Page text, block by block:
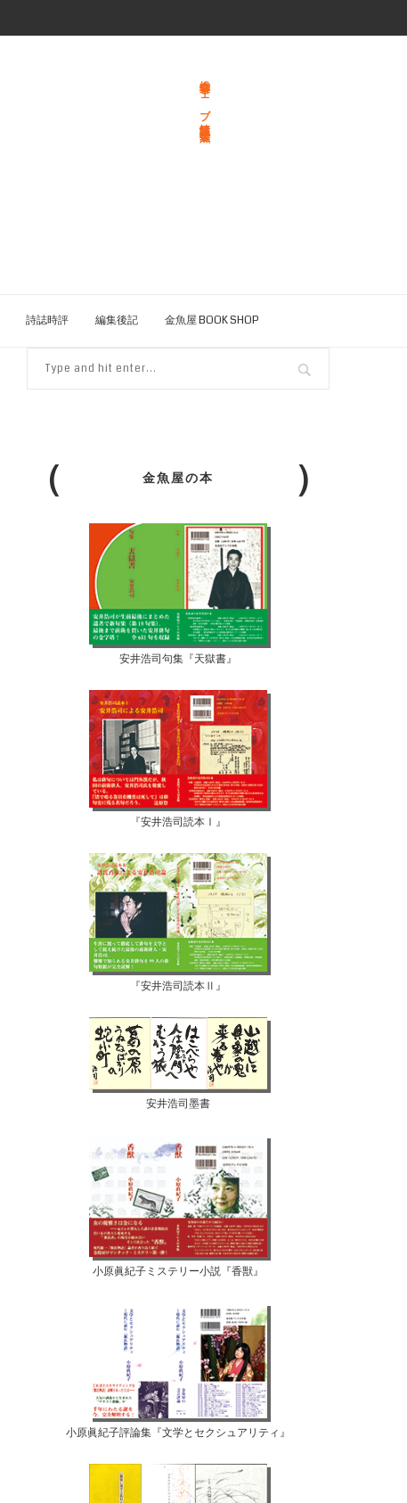
総合文学ウェブ情報誌 文学金魚
詩誌時評 編集後記 金魚屋 BOOK SHOP
金魚屋の本
安井浩司句集『天獄書』
『安井浩司読本Ⅰ』
『安井浩司読本Ⅱ』
安井浩司墨書
小原眞紀子ミステリー小説『香獣』
小原眞紀子評論集『文学とセクシュアリティ』